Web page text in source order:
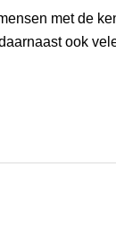
met de
ook